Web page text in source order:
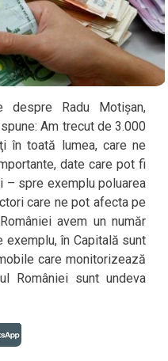
Radu Motișan,
Am trecut de 3.000
în toată lumea, care ne
date care pot fi
– spre exemplu poluarea
care ne pot afecta pe
avem un număr
în Capitală sunt
care monitorizează
României sunt undeva